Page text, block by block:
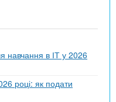
навчання в ІТ у 2026
році: як подати